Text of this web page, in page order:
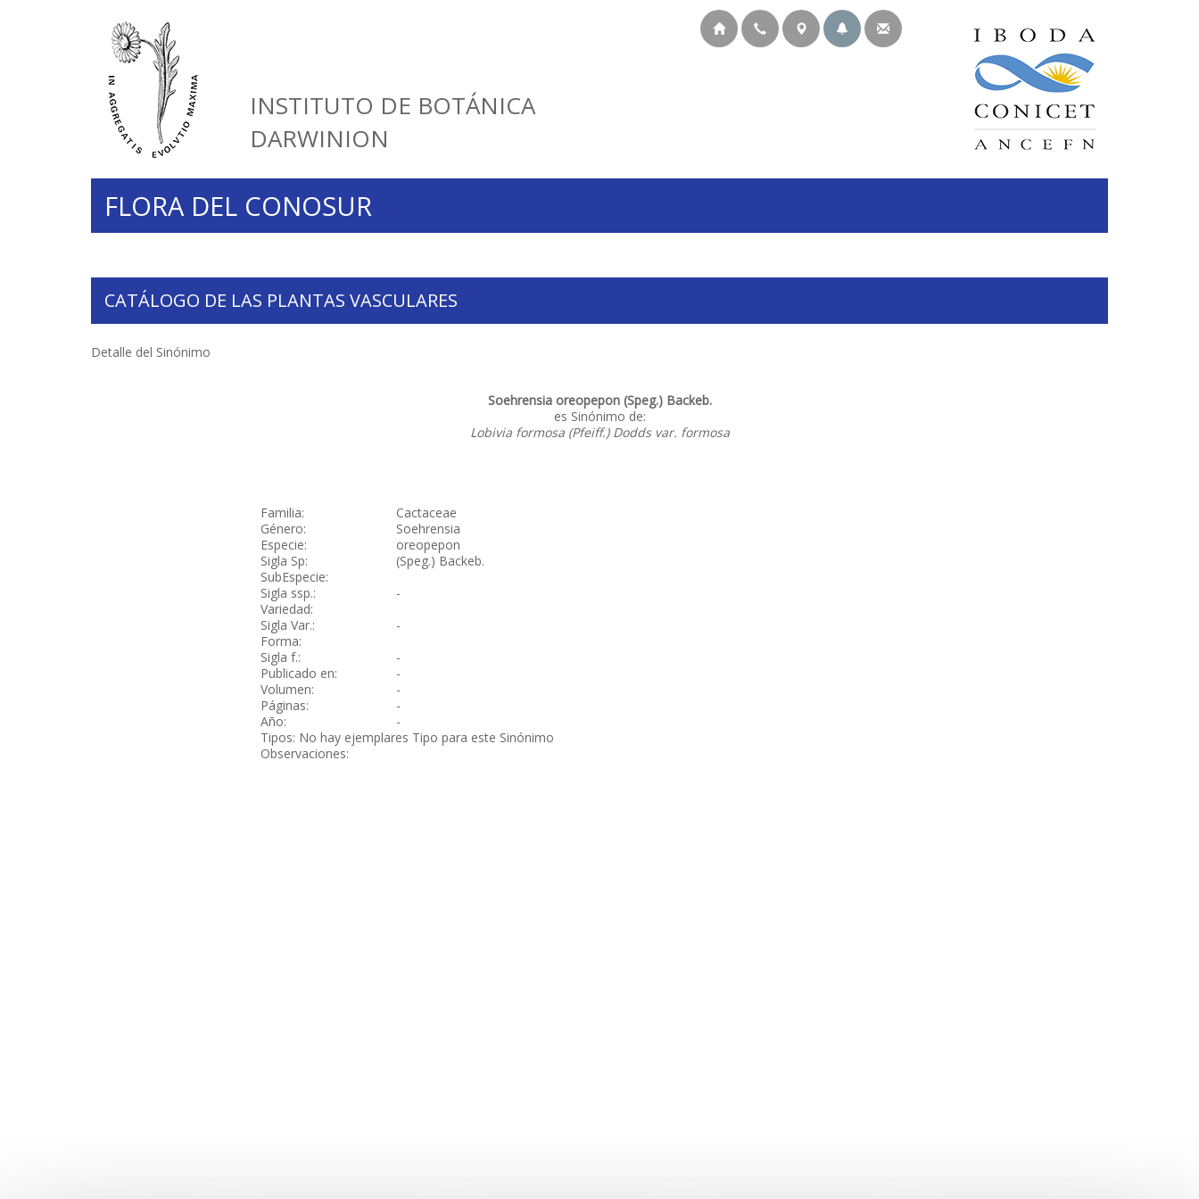
INSTITUTO DE BOTÁNICA
DARWINION
FLORA DEL CONOSUR
CATÁLOGO DE LAS PLANTAS VASCULARES
Detalle del Sinónimo
Soehrensia oreopepon (Speg.) Backeb.
es Sinónimo de:
Lobivia formosa (Pfeiff.) Dodds var. formosa
Familia:
Cactaceae
Género:
Soehrensia
Especie:
oreopepon
Sigla Sp:
(Speg.) Backeb.
SubEspecie:
Sigla ssp.:
-
Variedad:
Sigla Var.:
-
Forma:
Sigla f.:
-
Publicado en:
-
Volumen:
-
Páginas:
-
Año:
-
Tipos: No hay ejemplares Tipo para este Sinónimo
Observaciones: